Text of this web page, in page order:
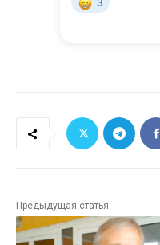
Предыдущая статья